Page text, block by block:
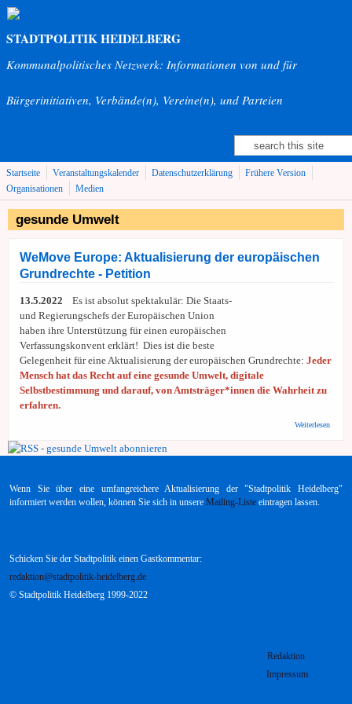
Direkt zum Inhalt
STADTPOLITIK HEIDELBERG
Kommunalpolitisches Netzwerk: Informationen von und für
Bürgerinitiativen, Verbände(n), Vereine(n), und Parteien
Suchformular
Suche
Startseite Veranstaltungskalender Datenschutzerklärung
Frühere Version
Organisationen
Medien
gesunde Umwelt
WeMove Europe: Aktualisierung der europäischen
Grundrechte - Petition
13.5.2022 Es ist absolut spektakulär: Die Staats-
und Regierungschefs der Europäischen Union
haben ihre Unterstützung für einen europäischen
Verfassungskonvent erklärt! Dies ist die beste
Gelegenheit für eine Aktualisierung der europäischen Grundrechte: Jeder
Mensch hat das Recht auf eine gesunde Umwelt, digitale
Selbstbestimmung und darauf, von Amtsträger*innen die Wahrheit zu
erfahren.
Weiterlesen
der
Wenn Sie über eine umfangreichere Aktualisierung der "Stadtpolitik Heidelberg"
informiert werden wollen, können Sie sich in unsere Mailing-Liste eintragen lassen.
Schicken Sie der Stadtpolitik einen Gastkommentar:
redaktion@stadtpolitik-heidelberg.de
© Stadtpolitik Heidelberg 1999-2022
Redaktion
Impressum